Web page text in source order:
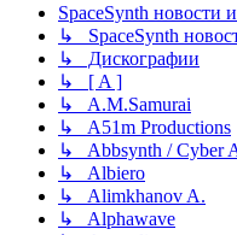
SpaceSynth новости
↳ SpaceSynth
↳ Дискографии
↳ [ A ]
↳ A.M.Samurai
↳ A51m Productions
↳ Abbsynth / Cyber
↳ Albiero
↳ Alimkhanov A.
↳ Alphawave